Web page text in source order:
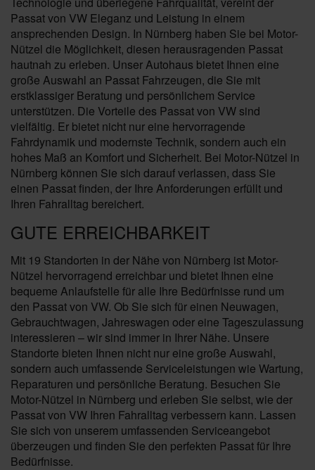
Passat von VW Eleganz und Leistung in einem
ansprechenden Design. In Nürnberg haben Sie bei Motor-
Nützel die Möglichkeit, diesen herausragenden Passat
hautnah zu erleben. Unser Autohaus bietet Ihnen eine
große Auswahl an Passat Fahrzeugen, die Sie mit
erstklassiger Beratung und persönlichem Service
unterstützen. Die Vorteile des Passat von VW sind
vielfältig. Er bietet nicht nur eine hervorragende
Fahrdynamik und modernste Technik, sondern auch ein
hohes Maß an Komfort und Sicherheit. Bei Motor-Nützel in
Nürnberg können Sie sich darauf verlassen, dass Sie
einen Passat finden, der Ihre Anforderungen erfüllt und
Ihren Fahralltag bereichert.
GUTE ERREICHBARKEIT
Mit 19 Standorten in der Nähe von Nürnberg ist Motor-
Nützel hervorragend erreichbar und bietet Ihnen eine
bequeme Anlaufstelle für alle Ihre Bedürfnisse rund um
den Passat von VW. Ob Sie sich für einen Neuwagen,
Gebrauchtwagen, Jahreswagen oder eine Tageszulassung
interessieren – wir sind immer in Ihrer Nähe. Unsere
Standorte bieten Ihnen nicht nur eine große Auswahl,
sondern auch umfassende Serviceleistungen wie Wartung,
Reparaturen und persönliche Beratung. Besuchen Sie
Motor-Nützel in Nürnberg und erleben Sie selbst, wie der
Passat von VW Ihren Fahralltag verbessern kann. Lassen
Sie sich von unserem umfassenden Serviceangebot
überzeugen und finden Sie den perfekten Passat für Ihre
Bedürfnisse.